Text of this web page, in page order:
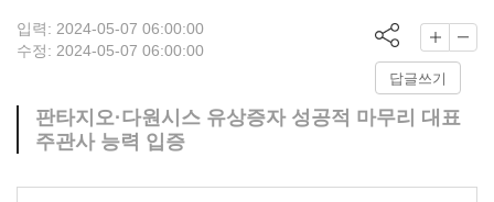
입력: 2024-05-07 06:00:00
수정: 2024-05-07 06:00:00
답글쓰기
판타지오·다원시스 유상증자 성공적 마무리 대표
주관사 능력 입증